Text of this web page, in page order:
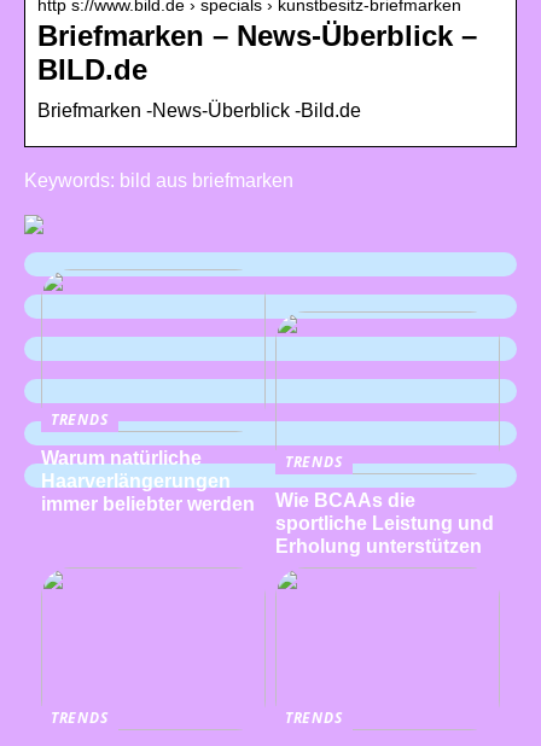
http s://www.bild.de › specials › kunstbesitz-briefmarken
Briefmarken – News-Überblick –
BILD.de
Briefmarken -News-Überblick -Bild.de
Keywords: bild aus briefmarken
TRENDS
Warum natürliche
Haarverlängerungen
immer beliebter werden
TRENDS
Wie BCAAs die
sportliche Leistung und
Erholung unterstützen
TRENDS
TRENDS